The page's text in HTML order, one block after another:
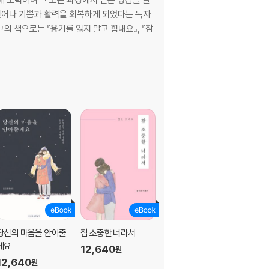
나 기쁨과 활력을 회복하게 되었다는 독자
으로는 『용기를 잃지 말고 힘내요』, 『참
신의 마음을 안아줄
요
원
참 소중한 너라서
12,640원